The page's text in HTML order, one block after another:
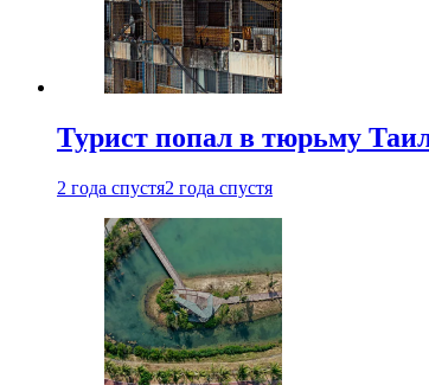
Турист попал в тюрьму
2 года спустя2 года спустя